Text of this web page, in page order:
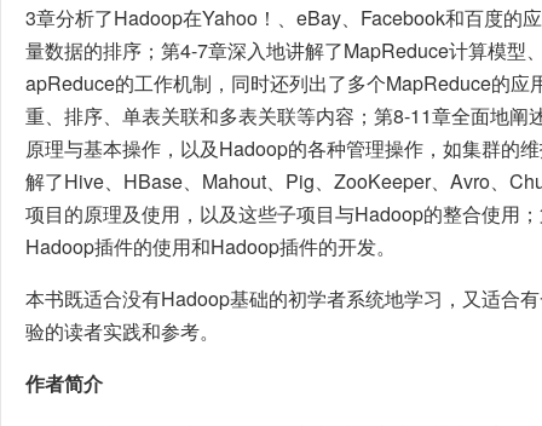
3章分析了Hadoop在Yahoo！、eBay、Facebook和百度的
量数据的排序；第4-7章深入地讲解了MapReduce计算模型
apReduce的工作机制，同时还列出了多个MapReduce的应
重、排序、单表关联和多表关联等内容；第8-11章全面地阐
原理与基本操作，以及Hadoop的各种管理操作，如集群的
解了Hive、HBase、Mahout、Pig、ZooKeeper、Avro、
项目的原理及使用，以及这些子项目与Hadoop的整合使用
Hadoop插件的使用和Hadoop插件的开发。
本书既适合没有Hadoop基础的初学者系统地学习，又适合
验的读者实践和参考。
作者简介